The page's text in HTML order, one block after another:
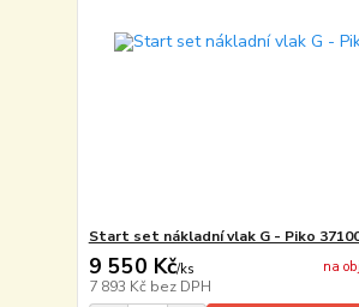
Start set nákladní vlak G - Piko
9 550 Kč/ks
7 893 Kč bez DPH
na